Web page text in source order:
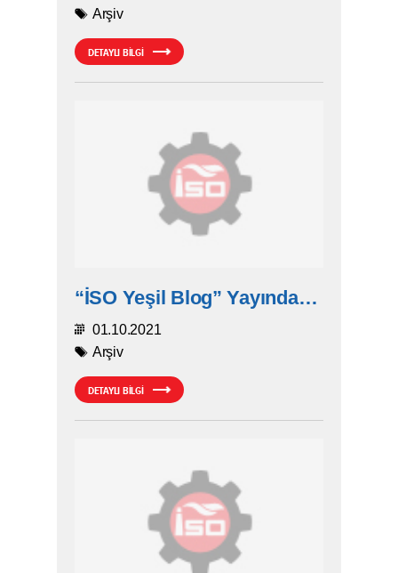
Arşiv
DETAYLI BİLGİ
“İSO Yeşil Blog” Yayında…
01.10.2021
Arşiv
DETAYLI BİLGİ